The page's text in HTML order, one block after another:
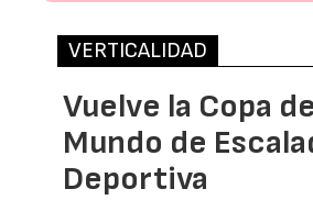
VERTICALIDAD
Vuelve la Copa
Mundo de
Deportiva